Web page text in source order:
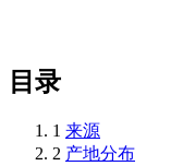
目录
1 来源
2 产地分布